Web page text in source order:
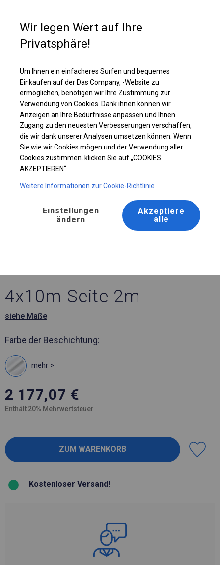
Ganzjährig geöffnete Zelthalle | 4x10 m
4x10m Seite 2m
siehe Maße
Farbe der Beschichtung:
mehr >
2 177,07 €
Enthält 20% Mehrwertsteuer
Kostenloser Versand!
Wir legen Wert auf Ihre
Privatsphäre!
Um Ihnen ein einfacheres Surfen und bequemes
Einkaufen auf der Das Company, -Website zu
ermöglichen, benötigen wir Ihre Zustimmung zur
Verwendung von Cookies. Dank ihnen können wir
Anzeigen an Ihre Bedürfnisse anpassen und Ihnen
Zugang zu den neuesten Verbesserungen verschaffen,
die wir dank unserer Analysen umsetzen können. Wenn
Sie wie wir Cookies mögen und der Verwendung aller
Cookies zustimmen, klicken Sie auf „COOKIES
AKZEPTIEREN“.
Weitere Informationen zur Cookie-Richtlinie
Einstellungen
ändern
Akzeptiere
alle